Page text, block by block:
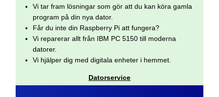
Vi tar fram lösningar som gör att du kan köra gamla
program på din nya dator.
Får du inte din Raspberry Pi att fungera?
Vi reparerar allt från IBM PC 5150 till moderna
datorer.
Vi hjälper dig med digitala enheter i hemmet.
Datorservice